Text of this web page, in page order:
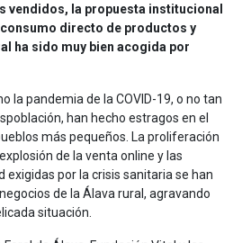
vendidos, la propuesta institucional
directo de productos y
ha sido muy bien acogida por
la pandemia de la COVID-19, o no tan
han hecho estragos en el
más pequeños. La proliferación
de la venta online y las
exigidas por la crisis sanitaria se han
de la Álava rural, agravando
situación.